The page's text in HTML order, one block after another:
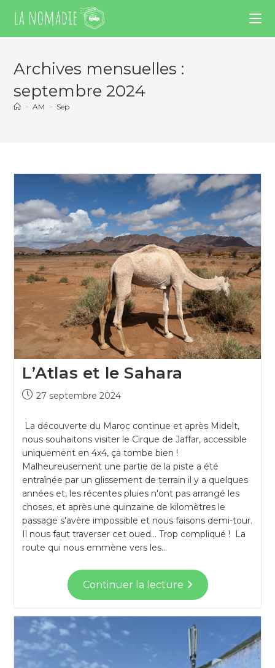
Archives mensuelles :
septembre 2024
> AM > Sep
L’Atlas et le Sahara
27 septembre 2024
La découverte du Maroc continue et après Midelt,
nous souhaitons visiter le Cirque de Jaffar, accessible
uniquement en 4x4, ça tombe bien !
Malheureusement une partie de la piste a été
entraînée par un glissement de terrain il y a quelques
années et, les récentes pluies n'ont pas arrangé les
choses, et après une quinzaine de kilomètres le
passage s'avère impossible et nous faisons demi-tour.
Il nous faut traverser cet oued... Trop compliqué ! La
route qui nous emmène vers les…
Continuer la lecture